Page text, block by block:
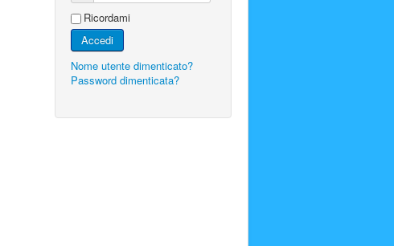
Ricordami
Accedi
Nome utente dimenticato?
Password dimenticata?